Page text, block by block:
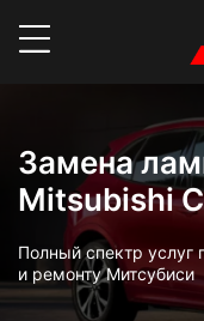
Замена
Mitsubishi
Полный спектр услуг
и ремонту Митсубиси